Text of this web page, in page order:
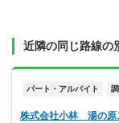
近隣の同じ路線の
パート・アルバイト
株式会社小林 湯の原